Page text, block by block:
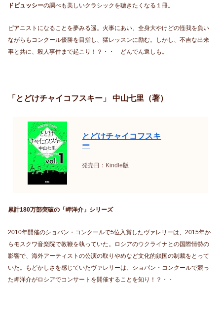
ドビュッシーの調べも美しいクラシックを聴きたくなる１冊。
ピアニストになることを夢みる遥。火事にあい、全身大やけどの怪我を負い
ながらもコンクール優勝を目指し、猛レッスンに励む。しかし、不吉な出来
事と共に、殺人事件まで起こり！？・・ どんでん返しも。
「とどけチャイコフスキー」 中山七里（著）
とどけチャイコフスキ
ー
発売日：Kindle版
累計180万部突破の「岬洋介」シリーズ
2010年開催のショパン・コンクールで5位入賞したヴァレリーは、2015年か
らモスクワ音楽院で教鞭を執っていた。ロシアのウクライナとの国際情勢の
影響で、海外アーティストの公演の取りやめなど文化的鎖国の制裁をとって
いた。もどかしさを感じていたヴァレリーは、ショパン・コンクールで競っ
た岬洋介がロシアでコンサートを開催することを知り！？・・